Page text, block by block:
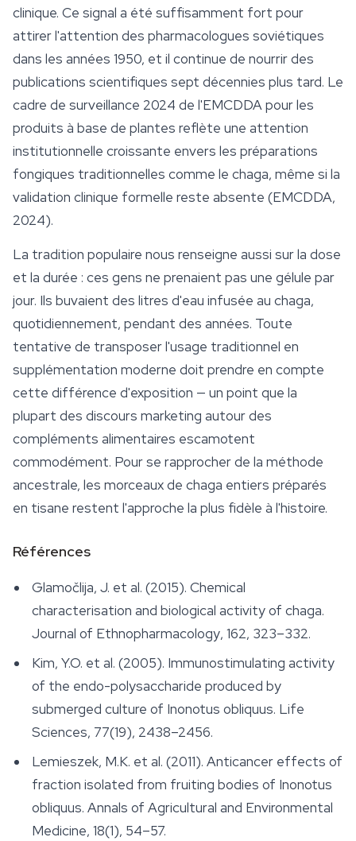
clinique. Ce signal a été suffisamment fort pour
attirer l'attention des pharmacologues soviétiques
dans les années 1950, et il continue de nourrir des
publications scientifiques sept décennies plus tard. Le
cadre de surveillance 2024 de l'EMCDDA pour les
produits à base de plantes reflète une attention
institutionnelle croissante envers les préparations
fongiques traditionnelles comme le chaga, même si la
validation clinique formelle reste absente (EMCDDA,
2024).
La tradition populaire nous renseigne aussi sur la dose
et la durée : ces gens ne prenaient pas une gélule par
jour. Ils buvaient des litres d'eau infusée au chaga,
quotidiennement, pendant des années. Toute
tentative de transposer l'usage traditionnel en
supplémentation moderne doit prendre en compte
cette différence d'exposition — un point que la
plupart des discours marketing autour des
compléments alimentaires escamotent
commodément. Pour se rapprocher de la méthode
ancestrale, les morceaux de chaga entiers préparés
en tisane restent l'approche la plus fidèle à l'histoire.
Références
Glamočlija, J. et al. (2015). Chemical
characterisation and biological activity of chaga.
Journal of Ethnopharmacology, 162, 323–332.
Kim, Y.O. et al. (2005). Immunostimulating activity
of the endo-polysaccharide produced by
submerged culture of Inonotus obliquus. Life
Sciences, 77(19), 2438–2456.
Lemieszek, M.K. et al. (2011). Anticancer effects of
fraction isolated from fruiting bodies of Inonotus
obliquus. Annals of Agricultural and Environmental
Medicine, 18(1), 54–57.